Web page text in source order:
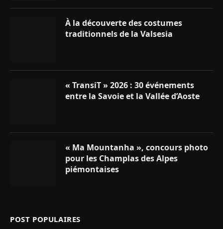
À la découverte des costumes
traditionnels de la Valsesia
« TransiT » 2026 : 30 événements
entre la Savoie et la Vallée d’Aoste
« Ma Mountanha », concours photo
pour les Champlas des Alpes
piémontaises
POST POPULAIRES